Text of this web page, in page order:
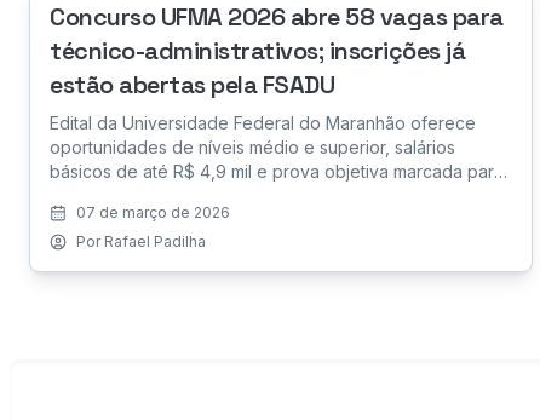
Concurso UFMA 2026 abre 58 vagas para
técnico-administrativos; inscrições já
estão abertas pela FSADU
Edital da Universidade Federal do Maranhão oferece
oportunidades de níveis médio e superior, salários
básicos de até R$ 4,9 mil e prova objetiva marcada para
07 de março de 2026
Por Rafael Padilha